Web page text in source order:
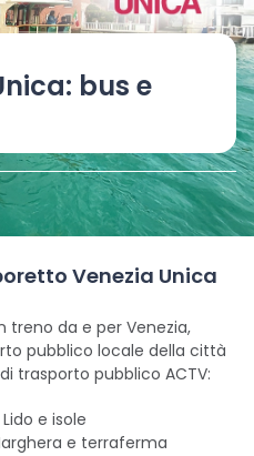
bus e
Venezia Unica
treno da e per Venezia,
pubblico locale della città
trasporto pubblico ACTV:
e isole
e terraferma